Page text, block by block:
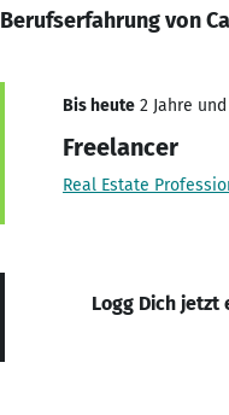
Berufserfahrung von
Bis heute 2 Jahre
Freelancer
Real Estate
Logg Dich jetzt